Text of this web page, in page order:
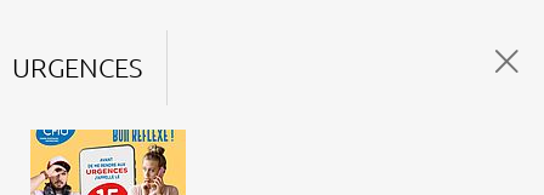
URGENCES